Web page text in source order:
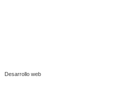
Desarrollo web